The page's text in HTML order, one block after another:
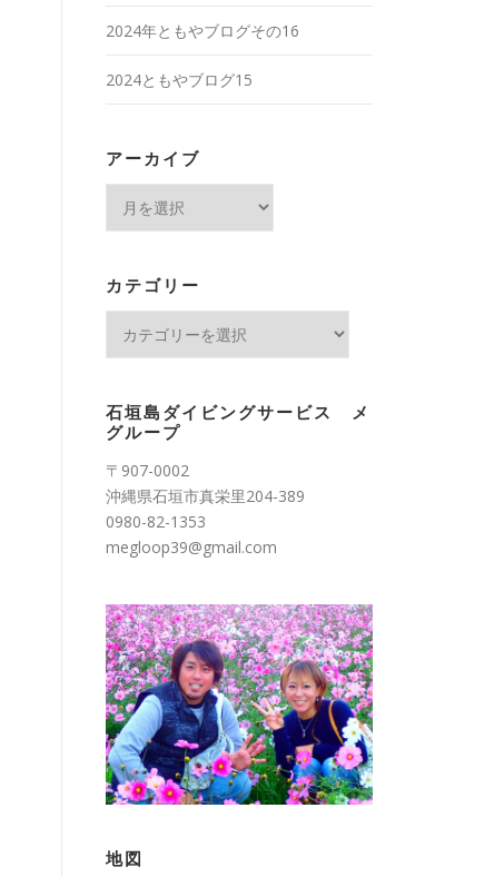
2024年ともやブログその16
2024ともやブログ15
アーカイブ
ブ
カテゴリー
ー
石垣島ダイビングサービス メ
グループ
〒907-0002
沖縄県石垣市真栄里204-389
0980-82-1353
megloop39@gmail.com
地図